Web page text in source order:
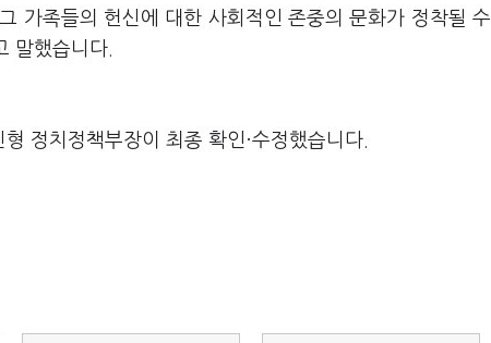
가족들의 헌신에 대한 사회적인 존중의 문화가 정착될 수
말했습니다.
정치정책부장이 최종 확인·수정했습니다.